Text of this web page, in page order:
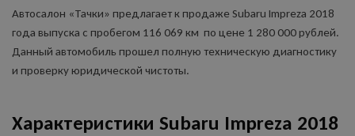
Автосалон «Тачки» предлагает к продаже Subaru Impreza 2018
года выпуска с пробегом 116 069 км по цене 1 280 000 рублей.
Данный автомобиль прошел полную техническую диагностику
и проверку юридической чистоты.
Характеристики Subaru Impreza 2018